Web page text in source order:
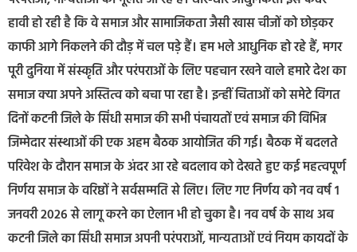
हावी हो रही है कि वे समाज और सामाजिकता जैसी खास चीजों को छोड़कर
काफी आगे निकलने की दौड़ में चल पड़े हैं। हम भले आधुनिक हो रहे हैं, मगर
पूरी दुनिया में संस्कृति और परंपराओं के लिए पहचान रखने वाले हमारे देश का
समाज क्या अपने अस्तित्व को बचा पा रहा है। इन्हीं चिताओं को समेटे विगत
दिनों कटनी जिले के सिंधी समाज की सभी पंचायतों एवं समाज की विभिन्न
जिम्मेदार संस्थाओं की एक अहम बैठक आयोजित की गई। बैठक में बदलते
परिवेश के दौरान समाज के अंदर आ रहे बदलाव को देखते हुए कई महत्वपूर्ण
निर्णय समाज के वरिष्ठों ने सर्वसम्मति से लिए। लिए गए निर्णय को नव वर्ष 1
जनवरी 2026 से लागू करने का ऐलान भी हो चुका है। नव वर्ष के साथ अब
कटनी जिले का सिंधी समाज अपनी परंपराओं, मान्यताओं एवं नियम कायदों के